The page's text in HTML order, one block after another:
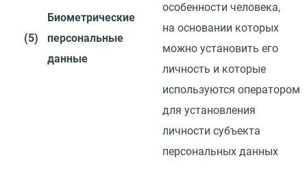
(5)
Биометрические
персональные
данные
особенности человека,
на основании которых
можно установить его
личность и которые
используются оператором
для установления
личности субъекта
персональных данных